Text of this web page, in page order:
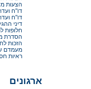
הצעות
דו"ח
דו"ח
דיני ההגירה ב-27
חלופות
הסדרת
הזכות
מעמדם
ראיות
ארגונים